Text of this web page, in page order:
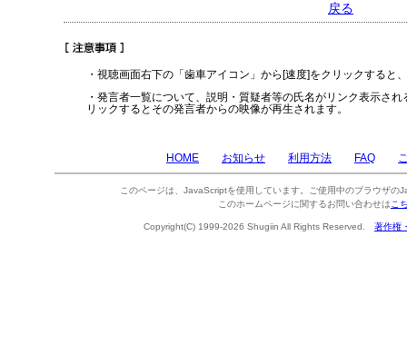
戻る
・視聴画面右下の「歯車アイコン」から[速度]をクリックすると
・発言者一覧について、説明・質疑者等の氏名がリンク表示さ
リックするとその発言者からの映像が再生されます。
HOME お知らせ 利用方法 FAQ
このページは、JavaScriptを使用しています。ご使用中のブラウザの
このホームページに関するお問い合わせは こ
Copyright(C) 1999-2026 Shugiin All Rights Reserved. 著作権